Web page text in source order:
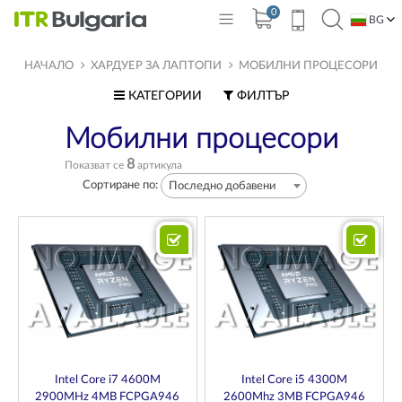
0
BG
НАЧАЛО ХАРДУЕР ЗА ЛАПТОПИ МОБИЛНИ ПРОЦЕСОРИ
КАТЕГОРИИ ФИЛТЪР
Мобилни процесори
Показват се 8артикула
Сортиране по: Последно добавени
Intel Core i7 4600M
2900MHz 4MB FCPGA946
Intel Core i5 4300M
2600Mhz 3MB FCPGA946